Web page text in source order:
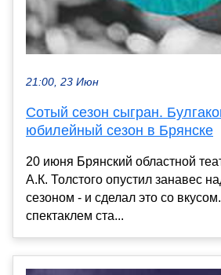
21:00, 23 Июн
Сотый сезон сыгран.
юбилейный сезон в Брянске
20 июня Брянский областной
А.К. Толстого опустил занавес
сезоном - и сделал это со
спектаклем ста...